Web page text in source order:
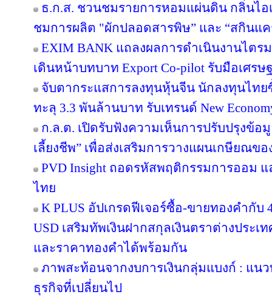
ธ.ก.ส. ชวนชมรายการหอมแผ่นดิน กลิ่นไ
ชมการผลิต "ผักปลอดสารพิษ” และ “สกินแ
EXIM BANK แถลงผลการดำเนินงานไตร
เดินหน้าบทบาท Export Co-pilot รับมือเศรษ
จับตากระแสการลงทุนหุ้นจีน นักลงทุนไทยซื้
ทะลุ 3.3 พันล้านบาท รับเทรนด์ New
ก.ล.ต. เปิดรับฟังความเห็นการปรับปรุงข้อ
เลี้ยงชีพ” เพื่อส่งเสริมการวางแผนเกษียณข
PVD Insight ถอดรหัสพฤติกรรมการออม
ไทย
K PLUS อัปเกรดฟีเจอร์ซื้อ-ขายทองคำกับ
USD เสริมทัพเงินฝากสกุลเงินตราต่างประเ
และราคาทองคำได้พร้อมกัน
ภาพสะท้อนจากงบการเงินกลุ่มแบงก์ : แ
ธุรกิจที่เปลี่ยนไป